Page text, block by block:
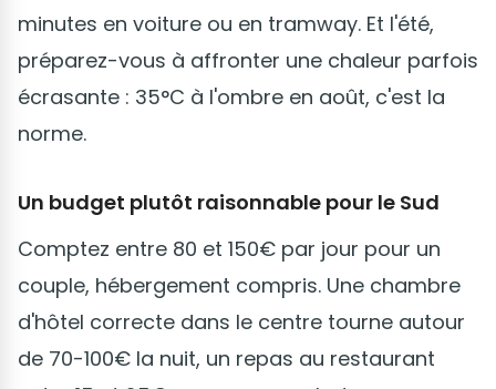
minutes en voiture ou en tramway. Et l'été,
préparez-vous à affronter une chaleur parfois
écrasante : 35°C à l'ombre en août, c'est la
norme.
Un budget plutôt raisonnable pour le Sud
Comptez entre 80 et 150€ par jour pour un
couple, hébergement compris. Une chambre
d'hôtel correcte dans le centre tourne autour
de 70-100€ la nuit, un repas au restaurant